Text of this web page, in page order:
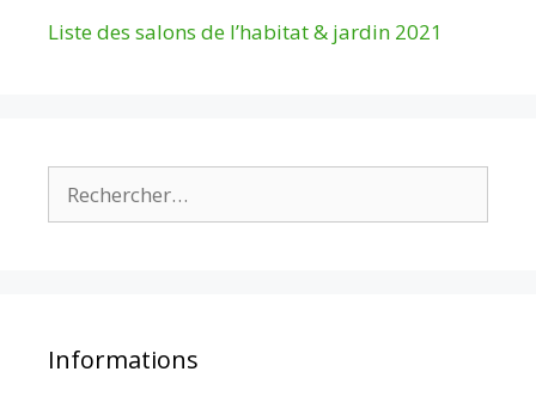
Liste des salons de l’habitat & jardin 2021
Informations